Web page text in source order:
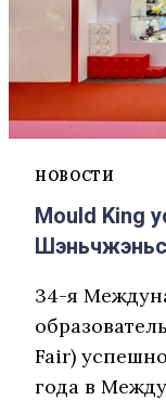
НОВОСТИ
Mould King
34-я
Fair)
года в